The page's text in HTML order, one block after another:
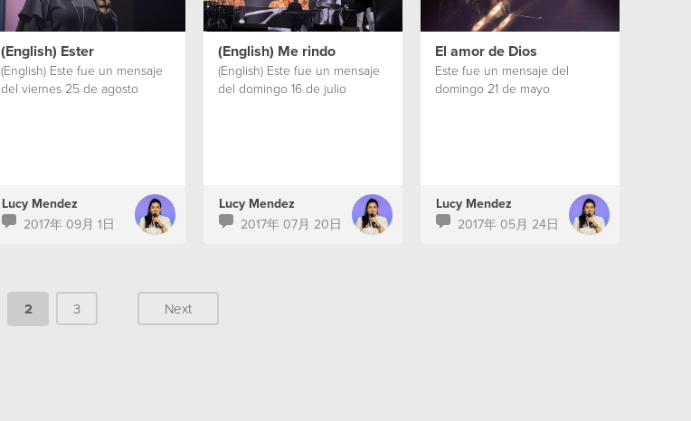
(English) Ester
(English) Este fue un mensaje
del viernes 25 de agosto
Lucy Mendez
2017年 09月 1日
(English) Me rindo
(English) Este fue un mensaje
del domingo 16 de julio
Lucy Mendez
2017年 07月 20日
El amor de Dios
Este fue un mensaje del
domingo 21 de mayo
Lucy Mendez
2017年 05月 24日
2 3 Next